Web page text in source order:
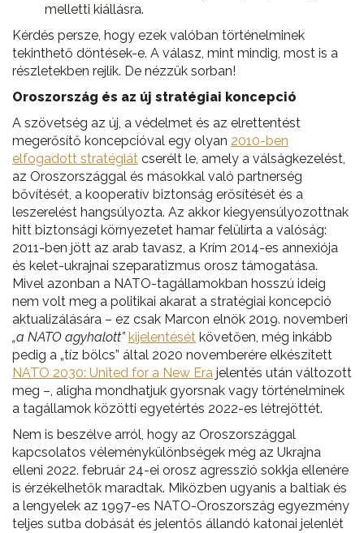
melletti kiállásra.
Kérdés persze, hogy ezek valóban történelminek
tekinthető döntések-e. A válasz, mint mindig, most is a
részletekben rejlik. De nézzük sorban!
Oroszország és az új stratégiai koncepció
A szövetség az új, a védelmet és az elrettentést
megerősítő koncepcióval egy olyan 2010-ben
elfogadott stratégiát cserélt le, amely a válságkezelést,
az Oroszországgal és másokkal való partnerség
bővítését, a kooperatív biztonság erősítését és a
leszerelést hangsúlyozta. Az akkor kiegyensúlyozottnak
hitt biztonsági környezetet hamar felülírta a valóság:
2011-ben jött az arab tavasz, a Krím 2014-es annexiója
és kelet-ukrajnai szeparatizmus orosz támogatása.
Mivel azonban a NATO-tagállamokban hosszú ideig
nem volt meg a politikai akarat a stratégiai koncepció
aktualizálására – ez csak Marcon elnök 2019. novemberi
„a NATO agyhalott” kijelentését követően, még inkább
pedig a „tíz bölcs” által 2020 novemberére elkészített
NATO 2030: United for a New Era jelentés után változott
meg –, aligha mondhatjuk gyorsnak vagy történelminek
a tagállamok közötti egyetértés 2022-es létrejöttét.
Nem is beszélve arról, hogy az Oroszországgal
kapcsolatos véleménykülönbségek még az Ukrajna
elleni 2022. február 24-ei orosz agresszió sokkja ellenére
is érzékelhetők maradtak. Miközben ugyanis a baltiak és
a lengyelek az 1997-es NATO-Oroszország egyezmény
teljes sutba dobását és jelentős állandó katonai jelenlét